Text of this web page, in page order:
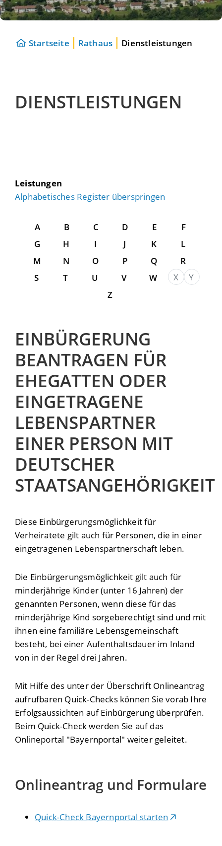
Startseite Rathaus Dienstleistungen
DIENSTLEISTUNGEN
Leistungen
Alphabetisches Register überspringen
A B C D E
F
G
H I J K
L
M
N O P Q
R
S
T U V W X
Y
Z
EINBÜRGERUNG
BEANTRAGEN FÜR
EHEGATTEN ODER
EINGETRAGENE
LEBENSPARTNER
EINER PERSON MIT
DEUTSCHER
STAATSANGEHÖRIGKEIT
Diese Einbürgerungsmöglichkeit für
Verheiratete gilt auch für Personen, die in einer
eingetragenen Lebenspartnerschaft leben.
Die Einbürgerungsmöglichkeit gilt auch für
minderjährige Kinder (unter 16 Jahren) der
genannten Personen, wenn diese für das
minderjährige Kind sorgeberechtigt sind und mit
ihnen eine familiäre Lebensgemeinschaft
besteht, bei einer Aufenthaltsdauer im Inland
von in der Regel drei Jahren.
Mit Hilfe des unter der Überschrift Onlineantrag
aufrufbaren Quick-Checks können Sie vorab Ihre
Erfolgsaussichten auf Einbürgerung überprüfen.
Beim Quick-Check werden Sie auf das
Onlineportal "Bayernportal" weiter geleitet.
Onlineantrag und Formulare
Quick-Check Bayernportal starten